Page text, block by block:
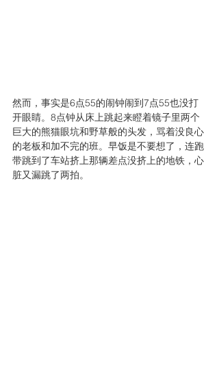
然而，事实是6点55的闹钟闹到7点55也没打
开眼睛。8点钟从床上跳起来瞪着镜子里两个
巨大的熊猫眼坑和野草般的头发，骂着没良心
的老板和加不完的班。早饭是不要想了，连跑
带跳到了车站挤上那辆差点没挤上的地铁，心
脏又漏跳了两拍。